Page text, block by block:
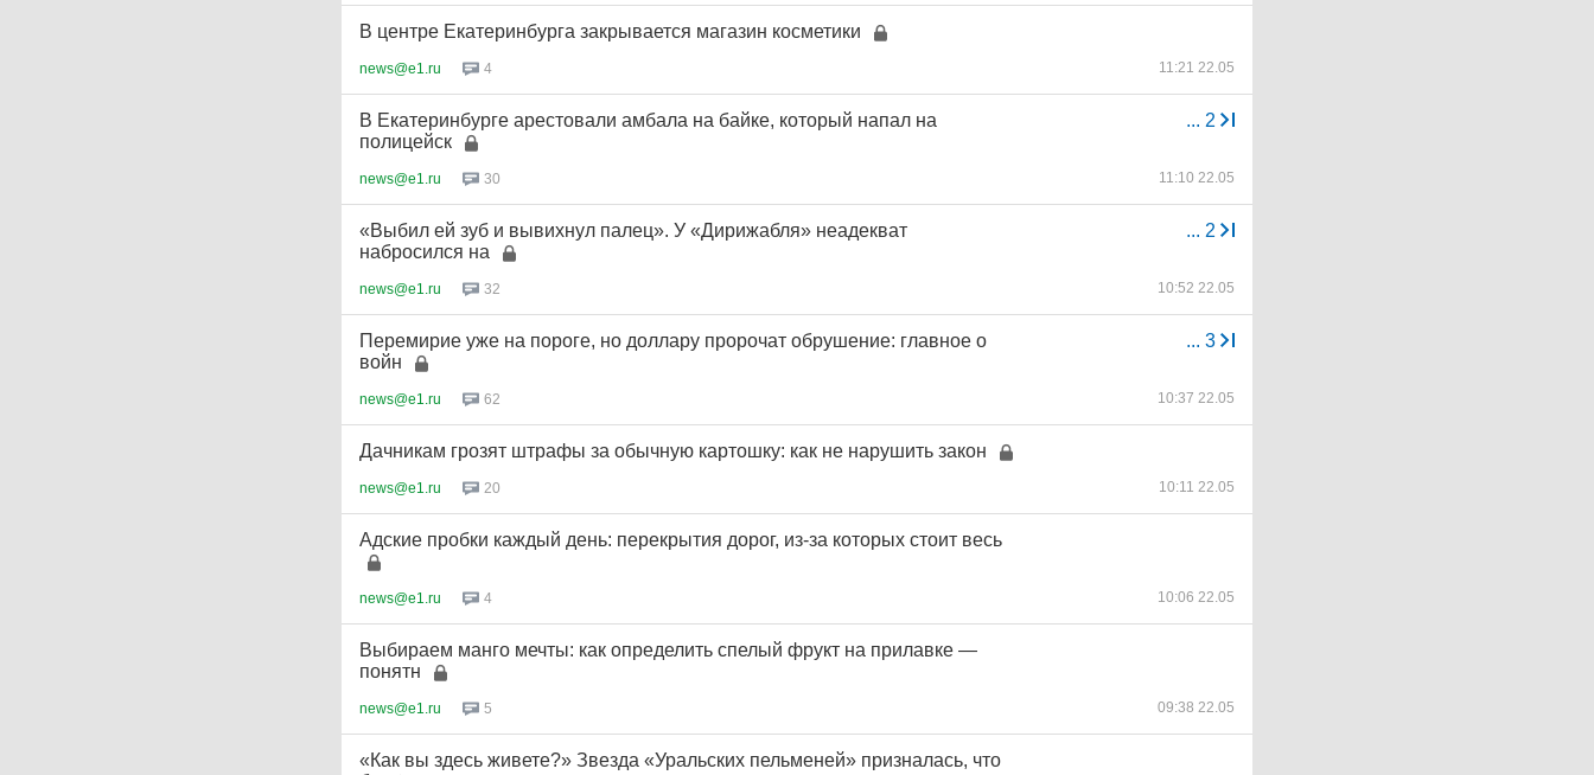
В центре Екатеринбурга закрывается магазин косметики
news@e1.ru 4 11:21 22.05
... 2
В Екатеринбурге арестовали амбала на байке, который напал на
полицейск
news@e1.ru 30 11:10 22.05
... 2
«Выбил ей зуб и вывихнул палец». У «Дирижабля» неадекват
набросился на
news@e1.ru 32 10:52 22.05
... 3
Перемирие уже на пороге, но доллару пророчат обрушение: главное о
войн
news@e1.ru 62 10:37 22.05
Дачникам грозят штрафы за обычную картошку: как не нарушить закон
news@e1.ru 20 10:11 22.05
Адские пробки каждый день: перекрытия дорог, из-за которых стоит весь
news@e1.ru 4 10:06 22.05
Выбираем манго мечты: как определить спелый фрукт на прилавке —
понятн
news@e1.ru 5 09:38 22.05
«Как вы здесь живете?» Звезда «Уральских пельменей» призналась, что